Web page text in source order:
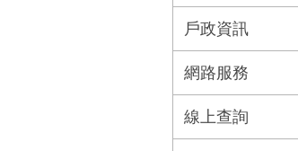
戶政資訊
網路服務
線上查詢